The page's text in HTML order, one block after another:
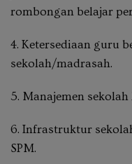
rombongan belajar
4. Ketersediaan guru
sekolah/madrasah.
5. Manajemen sekolah
6. Infrastruktur
SPM.